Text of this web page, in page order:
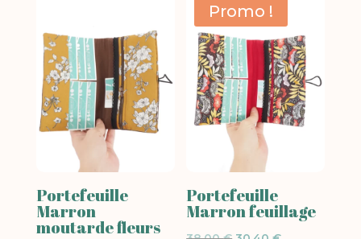
Portefeuille
Marron
moutarde fleurs
Promo !
Portefeuille
Marron feuillage